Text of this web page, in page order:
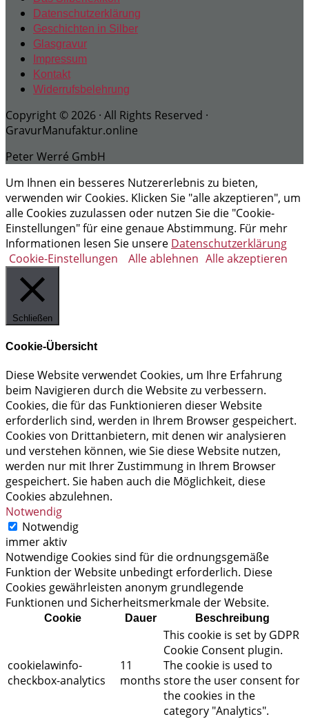
Datenschutzerklärung
Geschichten in Silber
Glasgravur
Impressum
Kontakt
Widerrufsbelehrung
Copyright © 2026 · All Rights Reserved ·
GravurManufaktur.online
Peter Werré GmbH
Um Ihnen ein besseres Nutzererlebnis zu bieten,
verwenden wir Cookies. Klicken Sie "alle akzeptieren", um
alle Cookies zuzulassen oder nutzen Sie die "Cookie-
Einstellungen" für eine genaue Abstimmung. Für mehr
Informationen lesen Sie unsere Datenschutzerklärung
Cookie-Einstellungen
Alle ablehnen Alle akzeptieren
Schließen
Cookie-Übersicht
Diese Website verwendet Cookies, um Ihre Erfahrung
beim Navigieren durch die Website zu verbessern.
Cookies, die für das Funktionieren dieser Website
erforderlich sind, werden in Ihrem Browser gespeichert.
Cookies von Drittanbietern, mit denen wir analysieren
und verstehen können, wie Sie diese Website nutzen,
werden nur mit Ihrer Zustimmung in Ihrem Browser
gespeichert. Sie haben auch die Möglichkeit, diese
Cookies abzulehnen.
Notwendig
Notwendig
immer aktiv
Notwendige Cookies sind für die ordnungsgemäße
Funktion der Website unbedingt erforderlich. Diese
Cookies gewährleisten anonym grundlegende
Funktionen und Sicherheitsmerkmale der Website.
Cookie Dauer Beschreibung
cookielawinfo-
checkbox-analytics
11
months
This cookie is set by GDPR
Cookie Consent plugin.
The cookie is used to
store the user consent for
the cookies in the
category "Analytics".